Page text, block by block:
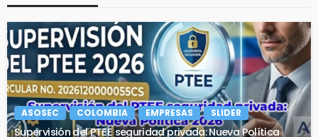
ASOSEC COLOMBIA EMPRESAS SLIDER
Supervisión del PTEE seguridad privada: Nueva Política